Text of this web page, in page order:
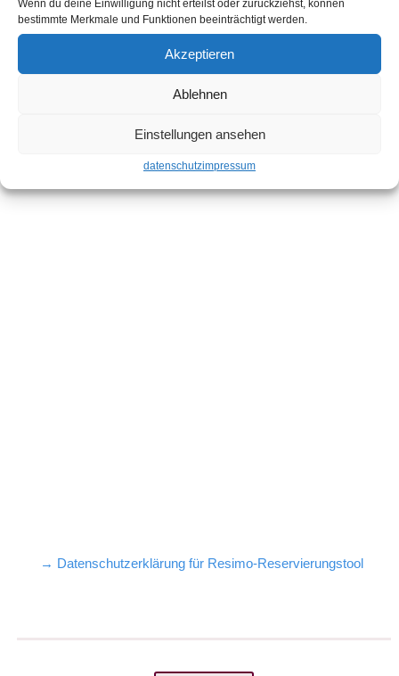
Wenn du deine Einwilligung nicht erteilst oder zurückziehst, können
bestimmte Merkmale und Funktionen beeinträchtigt werden.
Akzeptieren
Ablehnen
Einstellungen ansehen
datenschutzimpressum
→ Unsere Steakkarte
(empfohlen!)
→ Datenschutzerklärung für Resimo-Reservierungstool